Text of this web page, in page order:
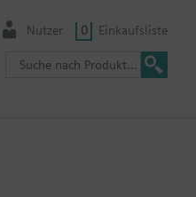
Nutzer 0 Einkaufsliste